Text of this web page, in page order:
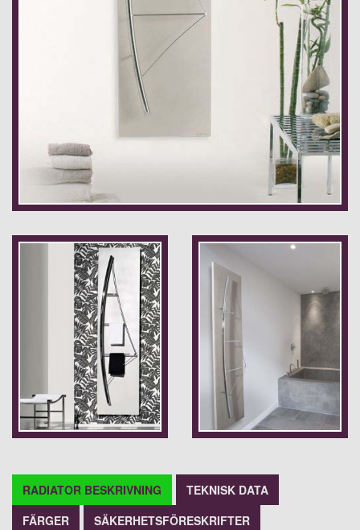
RADIATOR BESKRIVNING
TEKNISK DATA
FÄRGER
SÄKERHETSFÖRESKRIFTER